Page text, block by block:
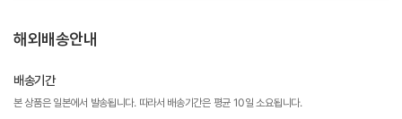
해외배송안내
배송기간
본 상품은 일본에서 발송됩니다. 따라서 배송기간은 평균 10일 소요됩니다.